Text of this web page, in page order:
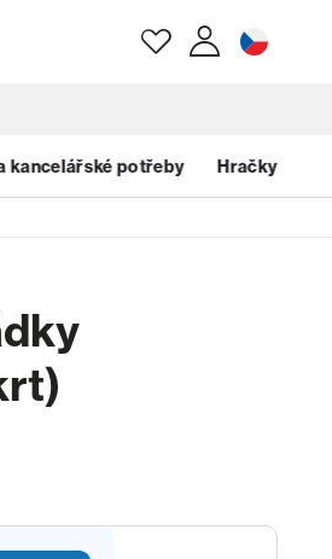
heslo?
kancelářské potřeby Hračky